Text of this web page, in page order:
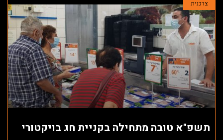
צרכנית
תשפ"א טובה מתחילה בקניית חג בויקטורי